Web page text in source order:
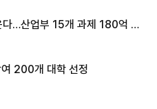
다…산업부 15개 과제 180억 지
200개 대학 선정